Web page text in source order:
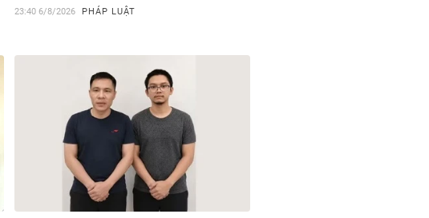
23:40 6/8/2026 PHÁP LUẬT